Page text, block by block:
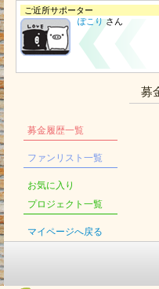
ご近所サポーター
ぽこりさん
募金履歴一覧
ファンリスト一覧
お気に入り
プロジェクト一覧
マイページへ戻る
募